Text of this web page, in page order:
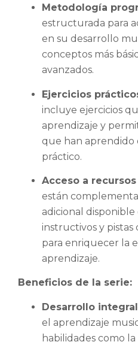
Metodología
estructurada para
en su desarrollo
conceptos más
avanzados.
Ejercicios
incluye ejercicios
aprendizaje y
que han
práctico.
Acceso a
están
adicional
instructivos y
para enriquecer la
aprendizaje.
Beneficios de la serie:
Desarrollo
el aprendizaje
habilidades como